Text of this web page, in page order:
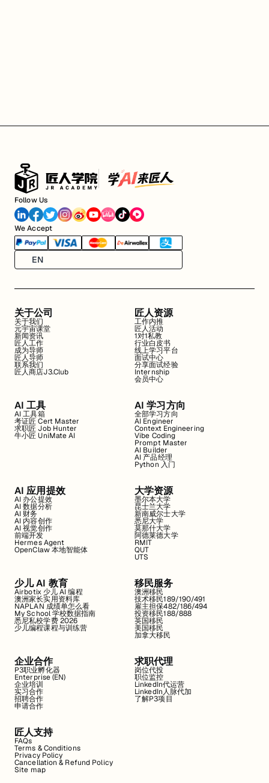
Follow Us
We Accept
EN
关于公司
关于我们
元宇宙课堂
新闻资讯
匠人工作
成为导师
匠人导师
联系我们
匠人商店J3.Club
匠人资源
工作内推
匠人活动
1对1私教
行业白皮书
线上学习平台
面试中心
分享面试经验
Internship
会员中心
AI 工具
AI 工具箱
考证匠 Cert Master
求职匠 Job Hunter
牛小匠 UniMate AI
AI 学习方向
全部学习方向
AI Engineer
Context Engineering
Vibe Coding
Prompt Master
AI Builder
AI 产品经理
Python 入门
AI 应用提效
AI 办公提效
AI 数据分析
AI 财务
AI 内容创作
AI 视觉创作
前端开发
Hermes Agent
OpenClaw 本地智能体
大学资源
墨尔本大学
昆士兰大学
新南威尔士大学
悉尼大学
莫那什大学
阿德莱德大学
RMIT
QUT
UTS
少儿 AI 教育
Airbotix 少儿 AI 编程
澳洲家长实用资料库
NAPLAN 成绩单怎么看
My School 学校数据指南
悉尼私校学费 2026
少儿编程课程与训练营
移民服务
澳洲移民
技术移民189/190/491
雇主担保482/186/494
投资移民188/888
英国移民
美国移民
加拿大移民
企业合作
P3职业孵化器
Enterprise (EN)
企业培训
实习合作
招聘合作
申请合作
求职代理
岗位代投
职位监控
LinkedIn代运营
LinkedIn人脉代加
了解P3项目
匠人支持
FAQs
Terms & Conditions
Privacy Policy
Cancellation & Refund Policy
Site map